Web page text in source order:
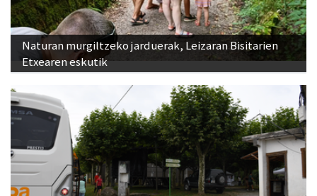
Naturan murgiltzeko jarduerak, Leizaran Bisitarien
Etxearen eskutik